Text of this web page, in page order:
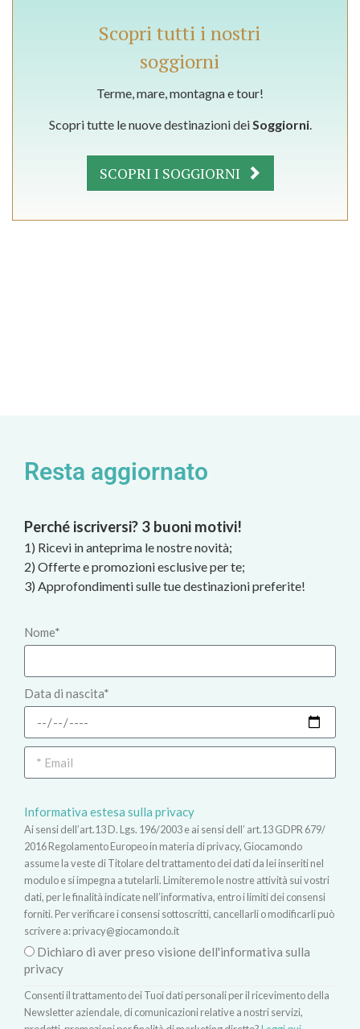
Scopri tutti i nostri
soggiorni
Terme, mare, montagna e tour!
Scopri tutte le nuove destinazioni deiSoggiorni.
SCOPRI I SOGGIORNI
Resta aggiornato
Perché iscriversi? 3 buoni motivi!
1) Ricevi in anteprima le nostre novità;
2) Offerte e promozioni esclusive per te;
3) Approfondimenti sulle tue destinazioni preferite!
Nome*
Data di nascita*
Informativa estesa sulla privacy
Ai sensi dell’art.13 D. Lgs. 196/2003 e ai sensi dell’ art.13 GDPR 679/
2016 Regolamento Europeo in materia di privacy, Giocamondo
assume la veste di Titolare del trattamento dei dati da lei inseriti nel
modulo e si impegna a tutelarli. Limiteremo le nostre attività sui vostri
dati, per le finalità indicate nell’informativa, entro i limiti dei consensi
forniti. Per verificare i consensi sottoscritti, cancellarli o modificarli può
scrivere a:privacy@giocamondo.it
Dichiaro di aver preso visione dell'informativa sulla
privacy
Consenti il trattamento dei Tuoi dati personali per il ricevimento della
Newsletter aziendale, di comunicazioni relative a nostri servizi,